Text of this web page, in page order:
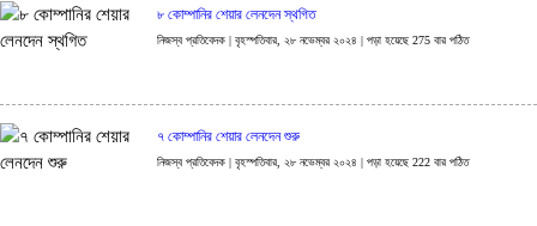
৮ কোম্পানির শেয়ার লেনদেন স্থগিত
নিজস্ব প্রতিবেদক | বৃহস্পতিবার, ২৮ নভেম্বর ২০২৪ | পড়া হয়েছে 275 বার পঠিত
৭ কোম্পানির শেয়ার লেনদেন শুরু
নিজস্ব প্রতিবেদক | বৃহস্পতিবার, ২৮ নভেম্বর ২০২৪ | পড়া হয়েছে 222 বার পঠিত